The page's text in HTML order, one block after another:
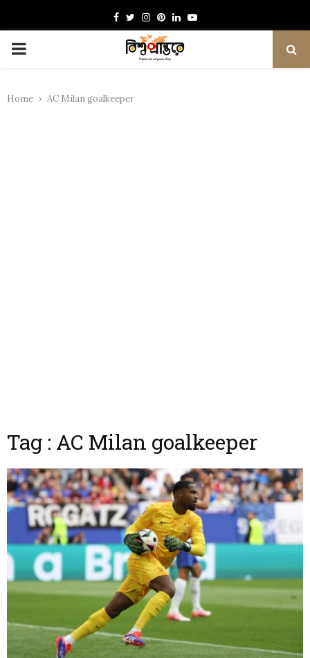
Facebook
TwitterInstagram
Pinterest
LinkedinYoutube
PRIMARY
Home AC Milan goalkeeper
Tag : AC Milan goalkeeper